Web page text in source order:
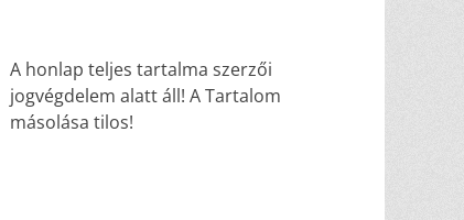
A honlap teljes tartalma szerzői
jogvégdelem alatt áll! A Tartalom
másolása tilos!